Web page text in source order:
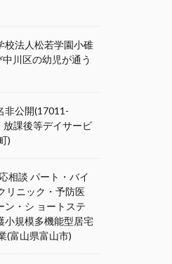
校法人松若学園小碓
川区の幼児が通う
非公開(17011-
課後等デイサービ
)
相談 パート・バイ
リニック・予防医
ン・シ ョートステ
小規模多機能型居宅
(富山県富山市)